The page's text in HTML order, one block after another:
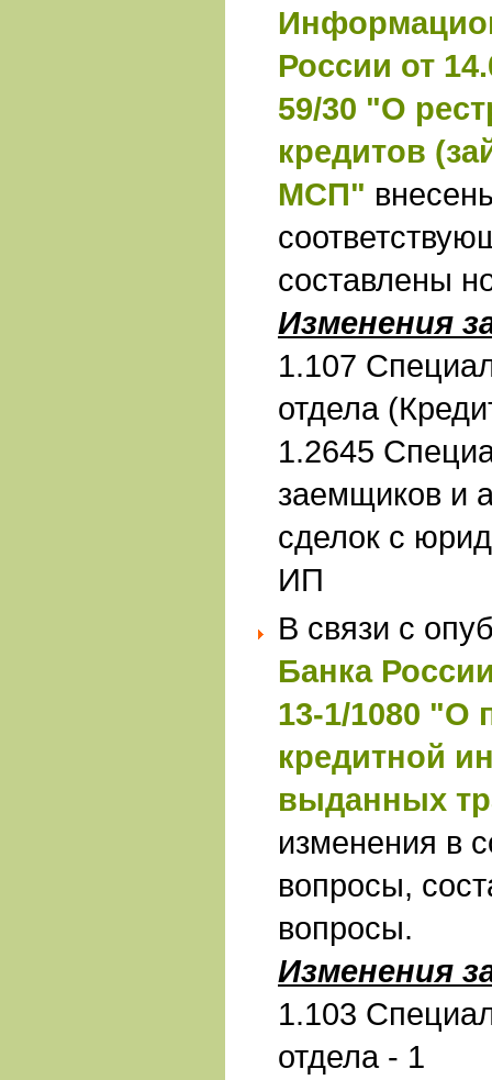
России от
59/30 "О
кредитов
МСП"
составлены
Изменения
1.107
отдела
1.2645
заемщиков и
сделок с
ИП
В связи с
Банка
13-1/1080 "О
кредитной
выданных
изменения в
вопросы,
вопросы.
Изменения
1.103
отдела - 1